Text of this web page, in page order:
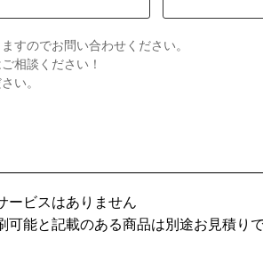
すのでお問い合わせください。
相談ください！
い。
ービスはありません
可能と記載のある商品は別途お見積り